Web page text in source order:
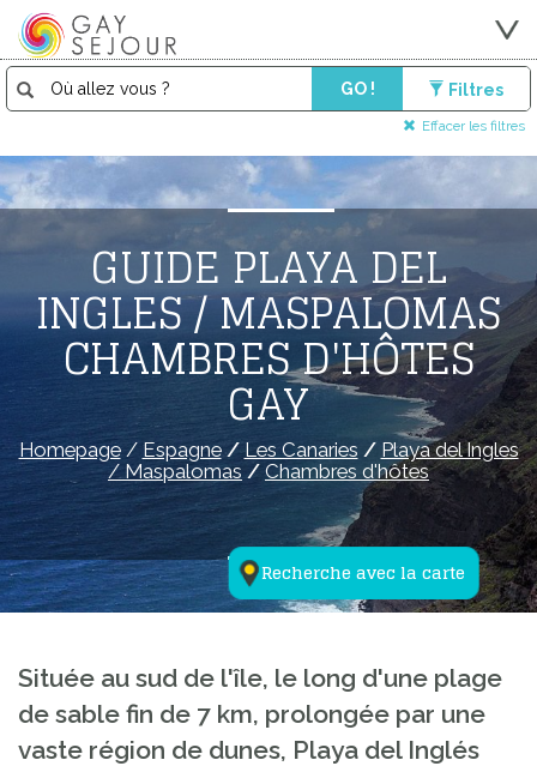
GO ! Filtres
Effacer les filtres
Recherche avec la carte
GUIDE PLAYA DEL
INGLES / MASPALOMAS
CHAMBRES D'HÔTES
GAY
Homepage/ Espagne/Les Canaries / Playa del Ingles
/ Maspalomas / Chambres d'hôtes
Située au sud de l'île, le long d'une plage
de sable fin de 7 km, prolongée par une
vaste région de dunes, Playa del Inglés